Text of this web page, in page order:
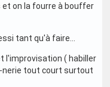
et on la fourre à bouffer
tant qu'à faire...
l'improvisation ( habiller
nerie tout court surtout